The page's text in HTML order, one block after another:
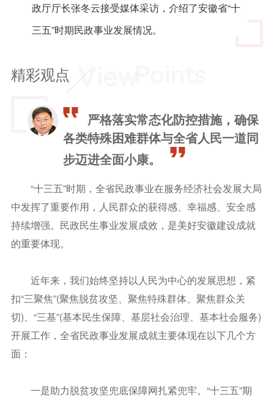
政厅厅长张冬云接受媒体采访，介绍了安徽省“十
三五”时期民政事业发展情况。
精彩观点
严格落实常态化防控措施，确保
各类特殊困难群体与全省人民一道同
步迈进全面小康。
“十三五”时期，全省民政事业在服务经济社会发展大局
中发挥了重要作用，人民群众的获得感、幸福感、安全感
持续增强。民政民生事业发展成效，是美好安徽建设成就
的重要体现。
近年来，我们始终坚持以人民为中心的发展思想，紧
扣“三聚焦”(聚焦脱贫攻坚、聚焦特殊群体、聚焦群众关
切)、“三基”(基本民生保障、基层社会治理、基本社会服务)
开展工作，全省民政事业发展成就主要体现在以下几个方
面：
一是助力脱贫攻坚兜底保障网扎紧兜牢。“十三五”期